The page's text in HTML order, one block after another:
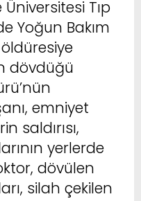
Tıp
Yoğun Bakım
dövdüğü
emniyet
saldırısı,
yerlerde
dövülen
silah çekilen